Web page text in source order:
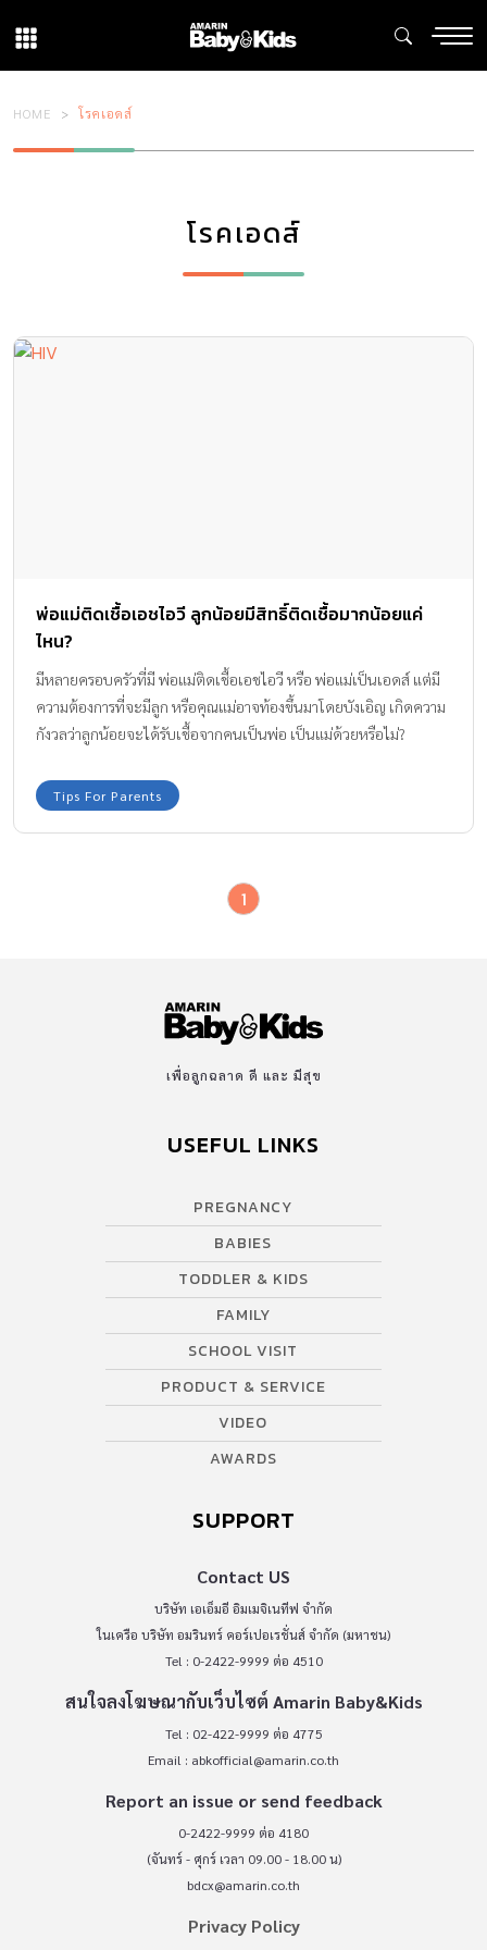
HOME โรคเอดส์
โรคเอดส์
พ่อแม่ติดเชื้อเอชไอวี ลูกน้อยมีสิทธิ์ติดเชื้อมากน้อยแค่
ไหน?
มีหลายครอบครัวที่มี พ่อแม่ติดเชื้อเอชไอวี หรือ พ่อแม่เป็นเอดส์ แต่มี
ความต้องการที่จะมีลูก หรือคุณแม่อาจท้องขึ้นมาโดยบังเอิญ เกิดความ
กังวลว่าลูกน้อยจะได้รับเชื้อจากคนเป็นพ่อ เป็นแม่ด้วยหรือไม่?
Tips For Parents
1
เพื่อลูกฉลาด ดี และ มีสุข
USEFUL LINKS
PREGNANCY
BABIES
TODDLER & KIDS
FAMILY
SCHOOL VISIT
PRODUCT & SERVICE
VIDEO
AWARDS
SUPPORT
Contact US
บริษัท เอเอ็มอี อิมเมจิเนทีฟ จำกัด
ในเครือ บริษัท อมรินทร์ คอร์เปอเรชั่นส์ จำกัด (มหาชน)
Tel : 0-2422-9999 ต่อ 4510
สนใจลงโฆษณากับเว็บไซต์ Amarin Baby&Kids
Tel : 02-422-9999 ต่อ 4775
Email : abkofficial@amarin.co.th
Report an issue or send feedback
0-2422-9999 ต่อ 4180
(จันทร์ - ศุกร์ เวลา 09.00 - 18.00 น)
bdcx@amarin.co.th
Privacy Policy